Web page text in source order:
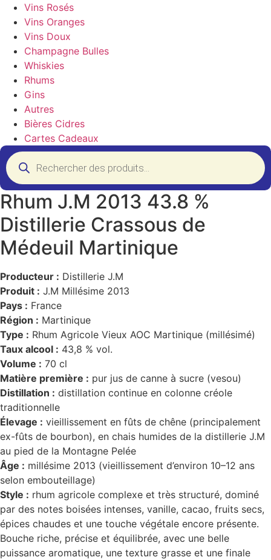
Vins Rosés
Vins Oranges
Vins Doux
Champagne Bulles
Whiskies
Rhums
Gins
Autres
Bières Cidres
Cartes Cadeaux
Recherche
de
produits
Rhum J.M 2013 43.8 %
Distillerie Crassous de
Médeuil Martinique
Producteur : Distillerie J.M
Produit : J.M Millésime 2013
Pays : France
Région : Martinique
Type : Rhum Agricole Vieux AOC Martinique (millésimé)
Taux alcool : 43,8 % vol.
Volume : 70 cl
Matière première : pur jus de canne à sucre (vesou)
Distillation : distillation continue en colonne créole
traditionnelle
Élevage : vieillissement en fûts de chêne (principalement
ex-fûts de bourbon), en chais humides de la distillerie J.M
au pied de la Montagne Pelée
Âge : millésime 2013 (vieillissement d’environ 10–12 ans
selon embouteillage)
Style : rhum agricole complexe et très structuré, dominé
par des notes boisées intenses, vanille, cacao, fruits secs,
épices chaudes et une touche végétale encore présente.
Bouche riche, précise et équilibrée, avec une belle
puissance aromatique, une texture grasse et une finale